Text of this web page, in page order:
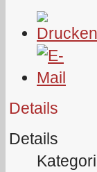
Details
Details